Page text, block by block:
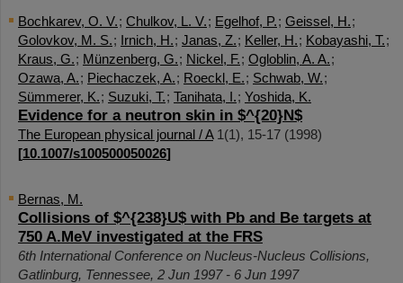
Bochkarev, O. V.; Chulkov, L. V.; Egelhof, P.; Geissel, H.;
Golovkov, M. S.; Irnich, H.; Janas, Z.; Keller, H.; Kobayashi, T.;
Kraus, G.; Münzenberg, G.; Nickel, F.; Ogloblin, A. A.;
Ozawa, A.; Piechaczek, A.; Roeckl, E.; Schwab, W.;
Sümmerer, K.; Suzuki, T.; Tanihata, I.; Yoshida, K.
Evidence for a neutron skin in $^{20}N$
The European physical journal / A 1 (1), 15-17 (1998)
[10.1007/s100500050026]
Bernas, M.
Collisions of $^{238}U$ with Pb and Be targets at
750 A.MeV investigated at the FRS
6th International Conference on Nucleus-Nucleus Collisions,
Gatlinburg, Tennessee, 2 Jun 1997 - 6 Jun 1997